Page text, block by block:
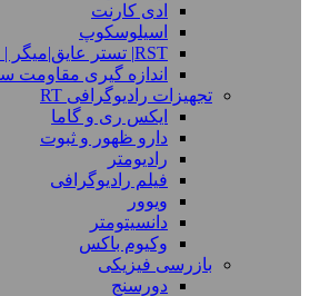
ادی کارنت
اسیلوسکوپ
RST| تستر عایق|میگر | ارت سنج
اندازه گیری مقاومت
تجهیزات رادیوگرافی RT
ایکس ری و گاما
دارو ظهور و ثبوت
رادیومتر
فیلم رادیوگرافی
ویوور
دانسیتومتر
وکیوم باکس
بازرسی فیزیکی
دورسنج